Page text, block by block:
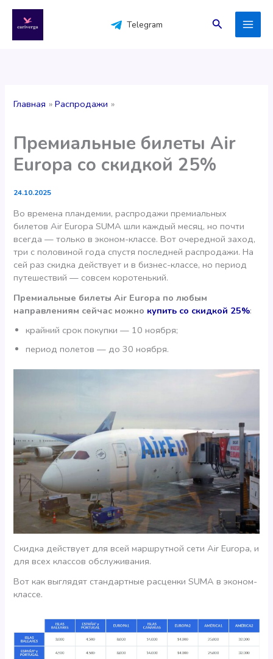
содержимому
Telegram Поиск
Главная Распродажи
Премиальные билеты Air
Europa со скидкой 25%
24.10.2025
Во времена пландемии, распродажи премиальных
билетов Air Europa SUMA шли каждый месяц, но почти
всегда — только в эконом-классе. Вот очередной заход,
три с половиной года спустя последней распродажи. На
сей раз скидка действует и в бизнес-классе, но период
путешествий — совсем коротенький.
Премиальные билеты Air Europa по любым
направлениям сейчас можно купить со скидкой 25%:
крайний срок покупки — 10 ноября;
период полетов — до 30 ноября.
Скидка действует для всей маршрутной сети Air Europa, и
для всех классов обслуживания.
Вот как выглядят стандартные расценки SUMA в эконом-
классе.